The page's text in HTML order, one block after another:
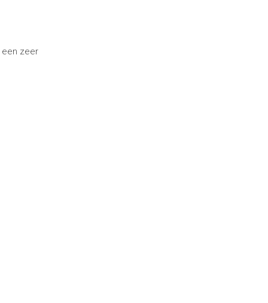
een zeer